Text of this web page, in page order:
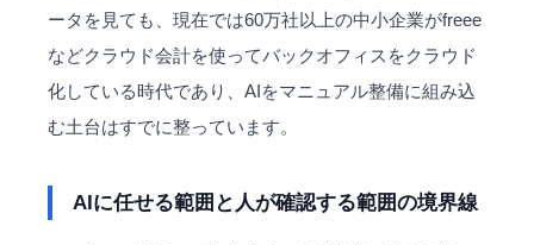
ータを見ても、現在では60万社以上の中小企業がfreee
などクラウド会計を使ってバックオフィスをクラウド
化している時代であり、AIをマニュアル整備に組み込
む土台はすでに整っています。
AIに任せる範囲と人が確認する範囲の境界線